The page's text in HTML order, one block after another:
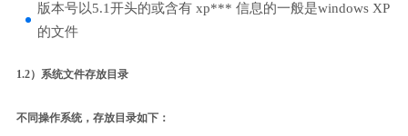
版本号以5.1开头的或含有 xp*** 信息的一般是windows XP
的文件
1.2）系统文件存放目录
不同操作系统，存放目录如下：